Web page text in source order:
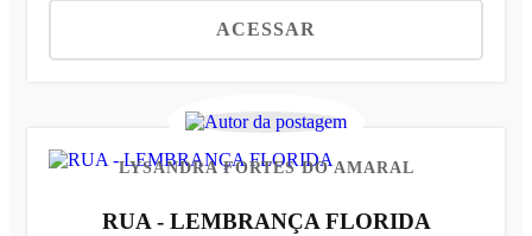
ACESSAR
LYSANDRA FORTES DO AMARAL
RUA - LEMBRANÇA FLORIDA